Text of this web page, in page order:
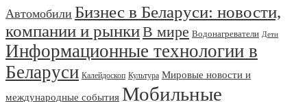
Автомобили Бизнес в Беларуси: новости,
компании и рынкиВ мире Водонагреватели Дети
Информационные технологии в
Беларуси Калейдоскоп Культура Мировые новости и
международные события Мобильные